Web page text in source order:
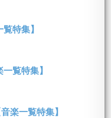
特集】
覧特集】
楽一覧特集】